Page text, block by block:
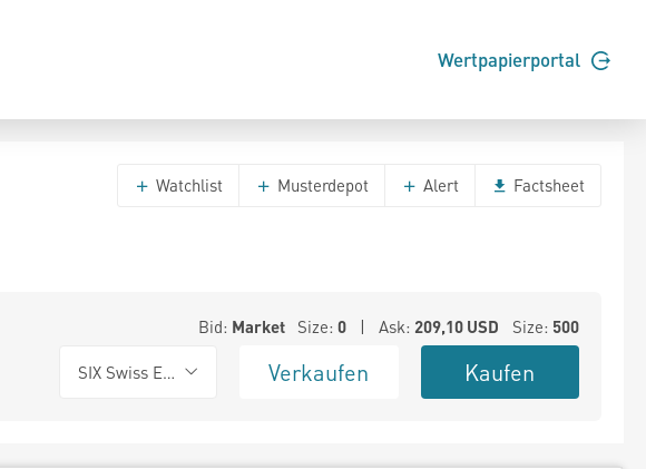
Wertpapierportal
Watchlist Musterdepot Alert Factsheet
Bid: Market Size: 0| Ask: 209,10USD Size: 500
SIX Swiss Exchange Verkaufen Kaufen